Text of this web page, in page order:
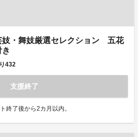
妓・舞妓厳選セレクション 五花
432
支援終了
終了後から2カ月以内。